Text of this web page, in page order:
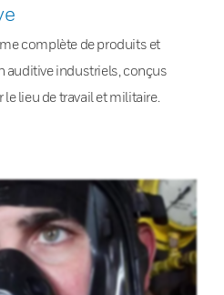
complète de produits et
auditive industriels, conçus
lieu de travail et militaire.